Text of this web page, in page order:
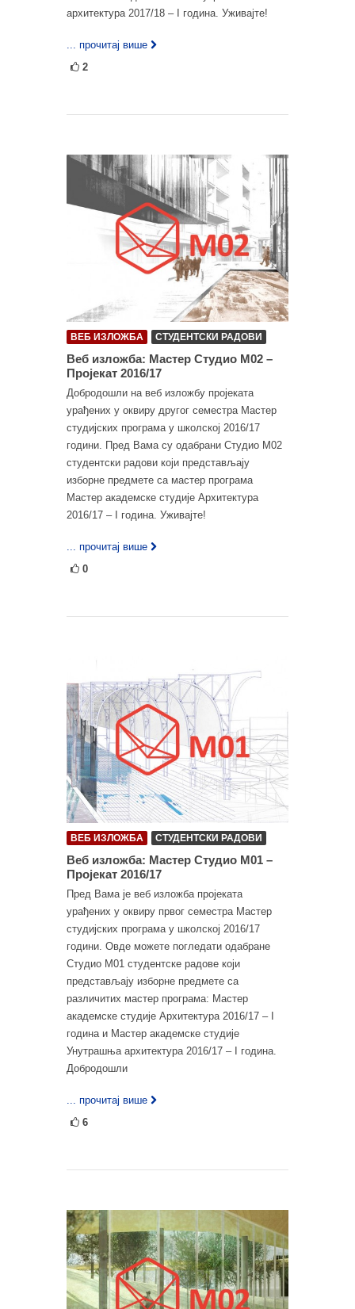
архитектура 2017/18 – I година. Уживајте!
... прочитај више
2
ВЕБ ИЗЛОЖБА СТУДЕНТСКИ РАДОВИ
Веб изложба: Мастер Студио М02 –
Пројекат 2016/17
Добродошли на веб изложбу пројеката
урађених у оквиру другог семестра Мастер
студијских програма у школској 2016/17
години. Пред Вама су одабрани Студио М02
студентски радови који представљају
изборне предмете са мастер програма
Мастер академске студије Архитектура
2016/17 – I година. Уживајте!
... прочитај више
0
ВЕБ ИЗЛОЖБА СТУДЕНТСКИ РАДОВИ
Веб изложба: Мастер Студио М01 –
Пројекат 2016/17
Пред Вама је веб изложба пројеката
урађених у оквиру првог семестра Мастер
студијских програма у школској 2016/17
години. Овде можете погледати одабране
Студио М01 студентске радове који
представљају изборне предмете са
различитих мастер програма: Мастер
академске студије Архитектура 2016/17 – I
година и Мастер академске студије
Унутрашња архитектура 2016/17 – I година.
Добродошли
... прочитај више
6